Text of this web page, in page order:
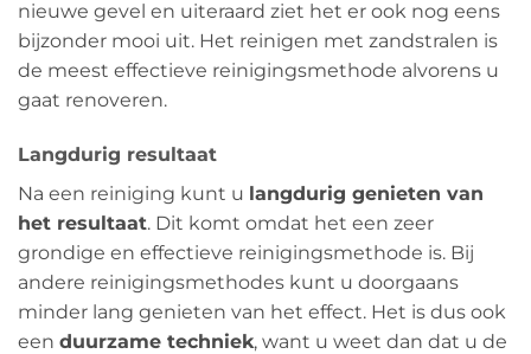
nieuwe gevel en uiteraard ziet het er ook nog eens
bijzonder mooi uit. Het reinigen met zandstralen is
de meest effectieve reinigingsmethode alvorens u
gaat renoveren.
Langdurig resultaat
Na een reiniging kunt u langdurig genieten van
het resultaat. Dit komt omdat het een zeer
grondige en effectieve reinigingsmethode is. Bij
andere reinigingsmethodes kunt u doorgaans
minder lang genieten van het effect. Het is dus ook
een duurzame techniek, want u weet dan dat u de